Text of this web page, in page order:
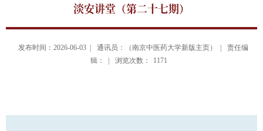
淡安讲堂（第二十七期）
发布时间：2026-06-03 | 通讯员：（南京中医药大学新版主页） |
责任编
辑： |
浏览次数： 1171